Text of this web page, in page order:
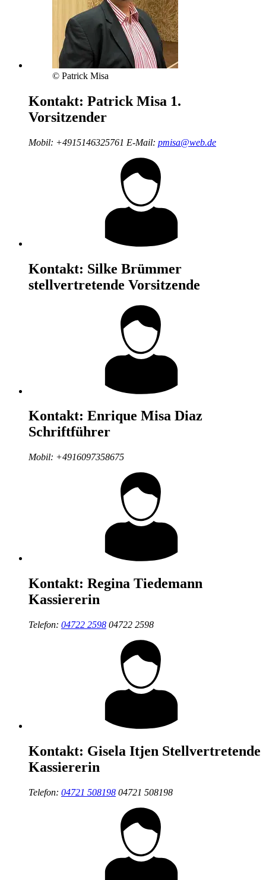
© Patrick Misa
Kontakt: Patrick Misa 1.
Vorsitzender
Mobil: +4915146325761 E-Mail: pmisa@web.de
Kontakt: Silke Brümmer
stellvertretende Vorsitzende
Kontakt: Enrique Misa Diaz
Schriftführer
Mobil: +4916097358675
Kontakt: Regina Tiedemann
Kassiererin
Telefon: 04722 2598 04722 2598
Kontakt: Gisela Itjen Stellvertretende
Kassiererin
Telefon: 04721 508198 04721 508198